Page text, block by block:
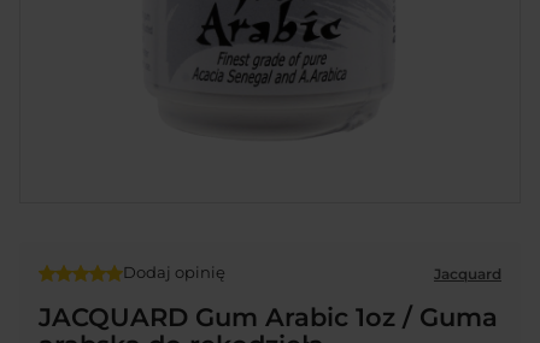
Dodaj opinię Jacquard
JACQUARD Gum Arabic 1oz / Guma